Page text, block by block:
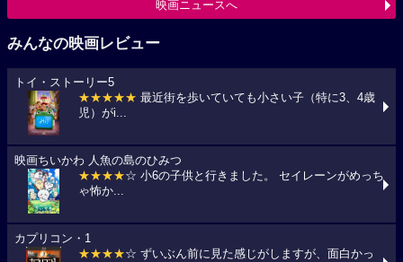
映画ニュースへ
みんなの映画レビュー
トイ・ストーリー5
★★★★★ 最近街を歩いていても小さい子（特に3、4歳
児）がi...
映画ちいかわ 人魚の島のひみつ
★★★★☆ 小6の子供と行きました。 セイレーンがめっち
ゃ怖か...
カプリコン・1
★★★★☆ ずいぶん前に見た感じがしますが、面白かっ